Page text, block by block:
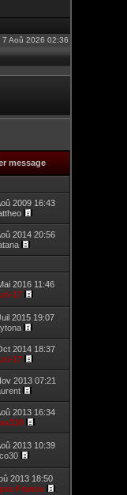
7 Aoû 2026 02:36
message
2009 16:43
2014 20:56
2016 11:46
17
2015 19:07
2014 18:37
17
2013 07:21
2013 16:34
2013 10:39
2013 18:50
France